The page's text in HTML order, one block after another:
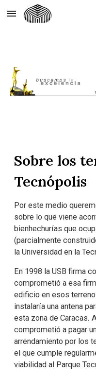
Skip to main content
Sobre los
Tecnópolis
Por este medio
sobre lo que viene
bienhechurías que
(parcialmente
la Universidad en la
En 1998 la USB firma
comprometió a esa
edificio en esos
instalaría una antena
esta zona de Caracas.
comprometió a pagar
arrendamiento por los
el que cumple
viabilidad al Parque